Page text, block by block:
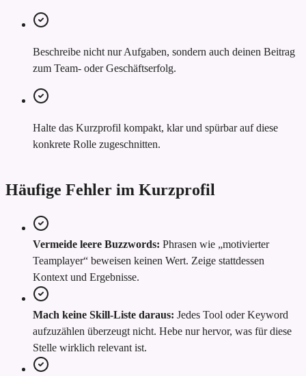
Beschreibe nicht nur Aufgaben, sondern auch deinen Beitrag
zum Team- oder Geschäftserfolg.
Halte das Kurzprofil kompakt, klar und spürbar auf diese
konkrete Rolle zugeschnitten.
Häufige Fehler im Kurzprofil
Vermeide leere Buzzwords: Phrasen wie „motivierter
Teamplayer“ beweisen keinen Wert. Zeige stattdessen
Kontext und Ergebnisse.
Mach keine Skill-Liste daraus: Jedes Tool oder Keyword
aufzuzählen überzeugt nicht. Hebe nur hervor, was für diese
Stelle wirklich relevant ist.